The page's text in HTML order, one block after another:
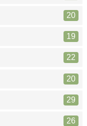
20
19
22
20
29
26